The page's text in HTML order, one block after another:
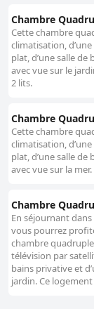
Chambre
Cette chambre
climatisation,
plat, d’une salle de
avec vue sur le
2 lits.
Chambre
Cette chambre
climatisation,
plat, d’une salle de
avec vue sur la
Chambre
En séjournant
vous pourrez
chambre
télévision par
bains privative et
jardin. Ce